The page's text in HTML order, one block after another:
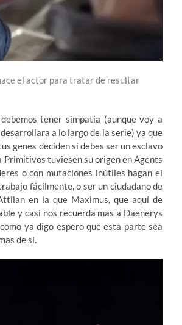
el actor para tratar de resultar
tener simpatía (aunque voy a
a lo largo de la serie) ya que
genes deciden si debes ser un esclavo
Primitivos tuviesen su origen en Agents
o con mutaciones inútiles hagan el
fácilmente, o ser un ciudadano de
en la que Maximus, que aquí de
y casi nos recuerda mas a Daenerys
ya digo espero que esta parte sea
de si.